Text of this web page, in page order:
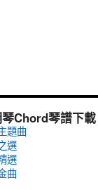
Chord琴譜下載
題曲
選
選
曲